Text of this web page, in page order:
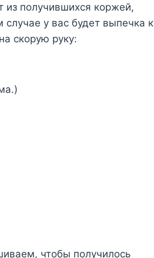
из получившихся коржей,
у вас будет выпечка к
скорую руку:
чтобы получилось